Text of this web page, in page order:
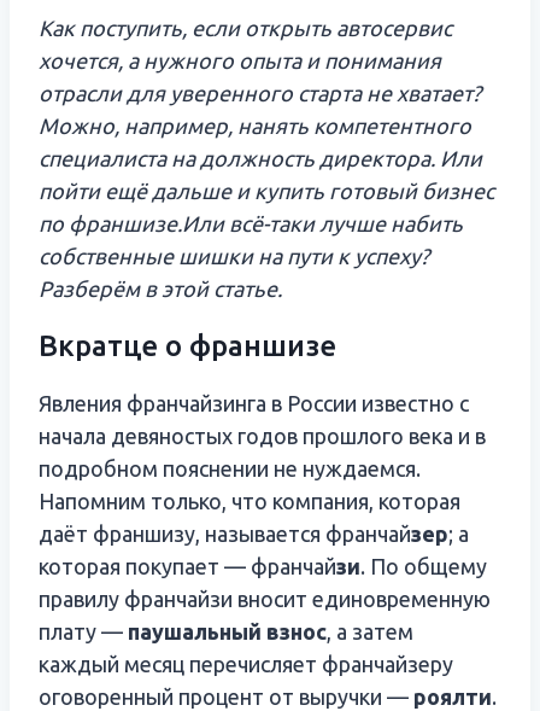
Как поступить, если открыть автосервис
хочется, а нужного опыта и понимания
отраслидля уверенного старта нехватает?
Можно, например, нанять компетентного
специалистана должность директора. Или
пойти ещё дальше и купить готовый бизнес
по франшизе.Или всё-таки лучше набить
собственные шишки на пути к успеху?
Разберём в этой статье.
Вкратце о франшизе
Явления франчайзинга в России известно с
начала девяностых годов прошлого века и в
подробном пояснении не нуждаемся.
Напомним только, что компания, которая
даёт франшизу, называется франчайзер; а
которая покупает — франчайзи. По общему
правилу франчайзи вносит единовременную
плату — паушальный взнос , а затем
каждый месяц перечисляет франчайзеру
оговоренный процент от выручки — роялти.